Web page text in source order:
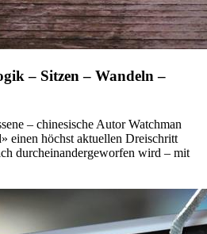
– Sitzen – Wandeln –
– chinesische Autor Watchman
einen höchst aktuellen Dreischritt
durcheinandergeworfen wird – mit